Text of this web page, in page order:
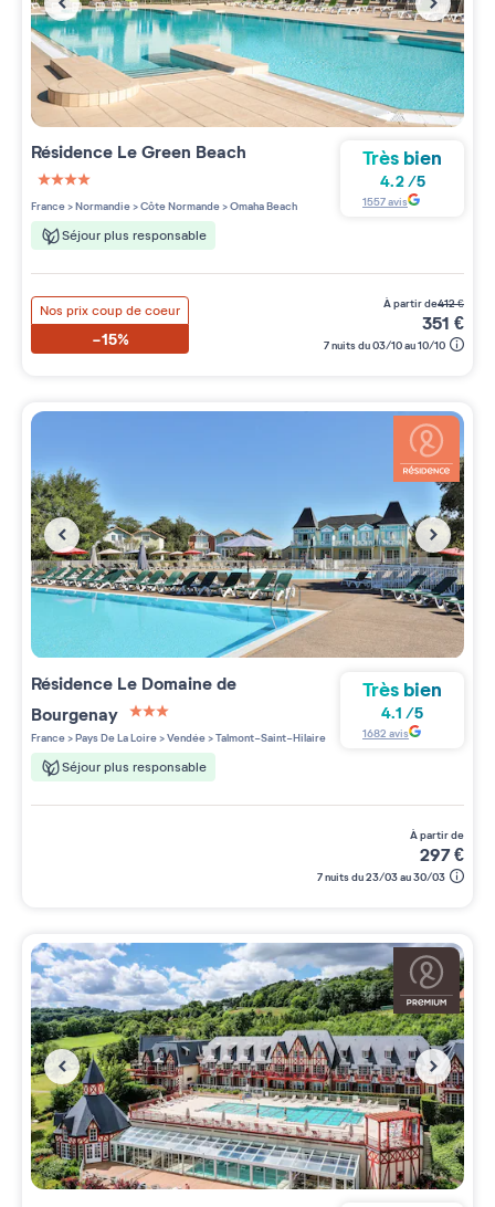
Résidence Le Green Beach
4 étoiles sur 5
France>Normandie>Côte Normande>Omaha Beach
Séjour plus responsable
Très bien
4.2/5
1557avis
Nos prix coup de coeur
-15%
à partir de412€
351 €
7 nuits du 03/10 au 10/10
Résidence Le Domaine de
Bourgenay
3 étoiles sur 5
France>Pays De La Loire>Vendée>Talmont-Saint-Hilaire
Séjour plus responsable
Très bien
4.1 /5
1682 avis
à partir de
297€
7 nuits du 23/03 au 30/03